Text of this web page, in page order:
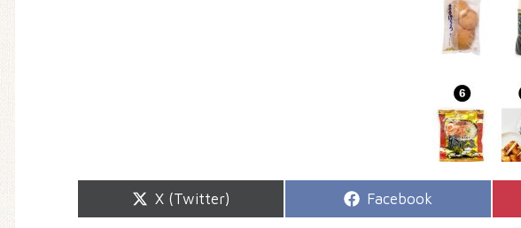
Share
X (Twitter)
Share
Facebook